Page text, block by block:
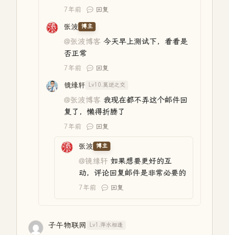
7年前 回复
张波 博主
@张波博客 今天早上测试下，看看是
否正常
7年前 回复
镜缘轩 Lv10.莫逆之交
@张波博客 我现在都不弄这个邮件回
复了，懒得折腾了
7年前 回复
张波 博主
@镜缘轩 如果想要更好的互
动，评论回复邮件是非常必要的
7年前 回复
子午物联网 Lv1.萍水相逢